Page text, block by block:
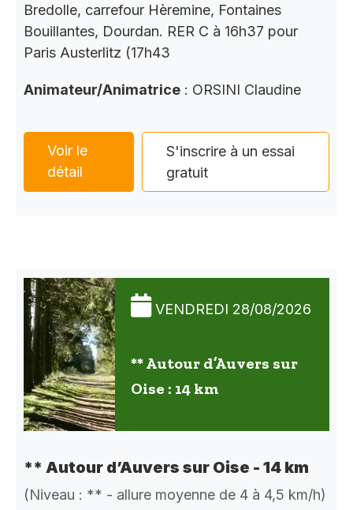
Bredolle, carrefour Hèremine, Fontaines
Bouillantes, Dourdan. RER C à 16h37 pour
Paris Austerlitz (17h43
Animateur/Animatrice : ORSINI Claudine
Voir le
détail
S'inscrire à un essai
gratuit
VENDREDI 28/08/2026
** Autour d’Auvers sur
Oise : 14 km
** Autour d’Auvers sur Oise - 14 km
(Niveau : ** - allure moyenne de 4 à 4,5 km/h)